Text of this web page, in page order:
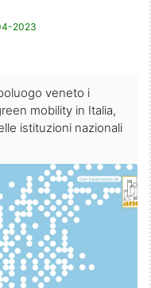
2023
veneto i
mobility in Italia,
istituzioni nazionali